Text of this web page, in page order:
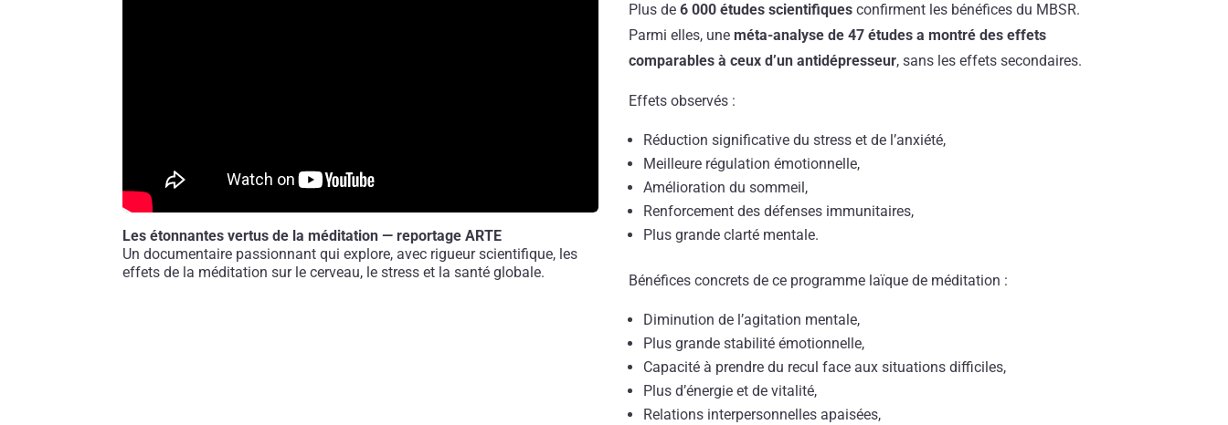
Les étonnantes vertus de la méditation — reportage ARTE
Un documentaire passionnant qui explore, avec rigueur scientifique, les
effets de la méditation sur le cerveau, le stress et la santé globale.
Plus de6 000 études scientifiques confirment les bénéfices du MBSR.
Parmi elles, uneméta-analyse de 47 études a montré des effets
comparables à ceux d’un antidépresseur, sans les effets secondaires.
Effets observés :
Réduction significative du stress et de l’anxiété,
Meilleure régulation émotionnelle,
Amélioration du sommeil,
Renforcement des défenses immunitaires,
Plus grande clarté mentale.
Bénéfices concrets de ce programme laïque de méditation :
Diminution de l’agitation mentale,
Plus grande stabilité émotionnelle,
Capacité à prendre du recul face aux situations difficiles,
Plus d’énergie et de vitalité,
Relations interpersonnelles apaisées,